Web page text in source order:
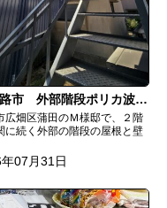
市 外部階段ポリカ波板張替工事
広畑区蒲田のＭ様邸で、２階
に続く外部の階段の屋根と壁
07月31日